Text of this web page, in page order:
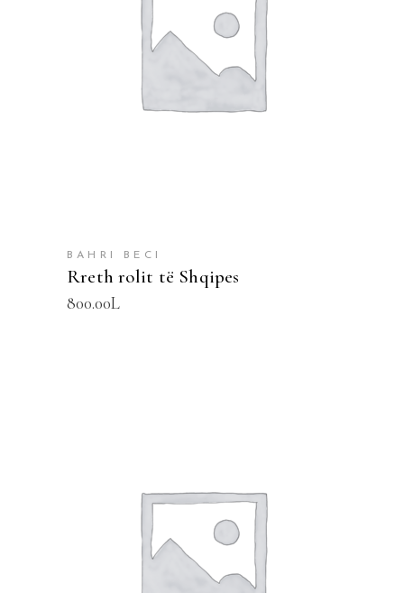
SHTOJE NË SHPORTË
BAHRI BECI
Rreth rolit të Shqipes
800.00L
SHTOJE NË SHPORTË